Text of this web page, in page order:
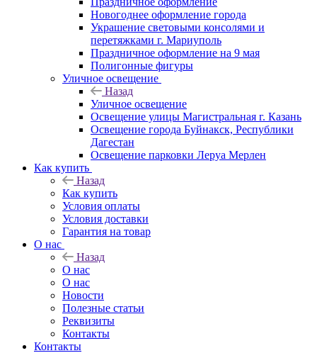
Новогоднее оформление города
Украшение световыми консолями и
перетяжками г. Мариуполь
Праздничное оформление на 9 мая
Полигонные фигуры
Уличное освещение
Назад
Уличное освещение
Освещение улицы Магистральная г. Казань
Освещение города Буйнакск, Республики
Дагестан
Освещение парковки Леруа Мерлен
Как купить
Назад
Как купить
Условия оплаты
Условия доставки
Гарантия на товар
О нас
Назад
О нас
О нас
Новости
Полезные статьи
Реквизиты
Контакты
Контакты